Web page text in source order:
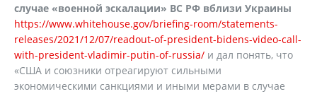
случае «военной эскалации» ВС РФ вблизи Украины
https://www.whitehouse.gov/briefing-room/statements-
releases/2021/12/07/readout-of-president-bidens-video-call-
with-president-vladimir-putin-of-russia/ и дал понять, что
«США и союзники отреагируют сильными
экономическими санкциями и иными мерами в случае